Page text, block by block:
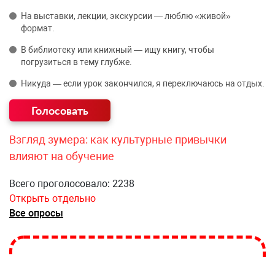
На выставки, лекции, экскурсии — люблю «живой»
формат.
В библиотеку или книжный — ищу книгу, чтобы
погрузиться в тему глубже.
Никуда — если урок закончился, я переключаюсь на отдых.
Взгляд зумера: как культурные привычки
влияют на обучение
Всего проголосовало: 2238
Открыть отдельно
Все опросы